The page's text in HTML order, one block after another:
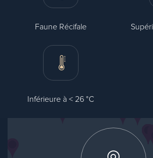
Faune Récifale
Inférieure à < 26 °C